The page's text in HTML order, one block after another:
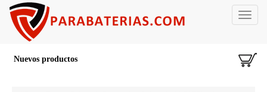
Toggle
Nuevos productos